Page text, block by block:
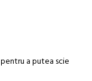
pentru a putea scie